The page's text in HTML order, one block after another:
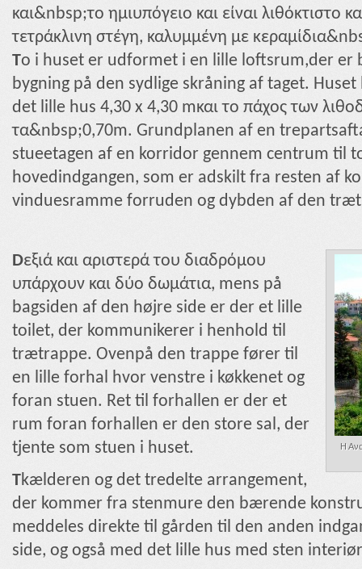
και&nbsp;το ημιυπόγειο και είναι λιθόκτιστο
τετράκλινη στέγη, καλυμμένη με
To i huset er udformet i en lille loftsrum,der er
bygning på den sydlige skråning af taget.
det lille hus 4,30 x 4,30 mκαι το πάχος των
τα&nbsp;0,70m. Grundplanen af ​​en
stueetagen af ​​en korridor gennem centrum til
hovedindgangen, som er adskilt fra resten af
vinduesramme forruden og dybden af ​​den
Η
Dεξιά και αριστερά του διαδρόμου
υπάρχουν και δύο δωμάτια, mens på
bagsiden af ​​den højre side er der et lille
toilet, der kommunikerer i henhold til
trætrappe. Ovenpå den trappe fører til
en lille forhal hvor venstre i køkkenet og
foran stuen. Ret til forhallen er der et
rum foran forhallen er den store sal, der
tjente som stuen i huset.
Tkælderen og det tredelte arrangement,
der kommer fra stenmure den bærende
meddeles direkte til gården til den anden
side, og også med det lille hus med sten